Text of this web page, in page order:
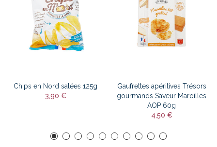
Chips en Nord salées 125g
3,90 €
Gaufrettes apéritives Trésors
gourmands Saveur Maroilles
AOP 60g
4,50 €